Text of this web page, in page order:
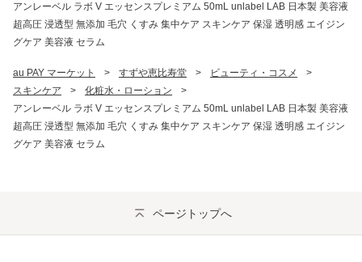
アンレーベル ラボ V エッセンスプレミアム 50mL unlabel LAB 日本製 美容液
超高圧 浸透型 無添加 毛穴 くすみ 集中ケア スキンケア 保湿 透明感 エイジン
グケア 美容液 セラム
au PAY マーケット > すずや恵比寿堂 > ビューティ・コスメ
>
スキンケア
> 化粧水・ローション
>
アンレーベル ラボ V エッセンスプレミアム 50mL unlabel LAB 日本製 美容液
超高圧 浸透型 無添加 毛穴 くすみ 集中ケア スキンケア 保湿 透明感 エイジン
グケア 美容液 セラム
ページトップへ